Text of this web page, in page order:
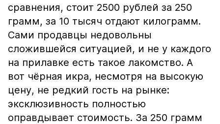
сравнения, стоит 2500 рублей за 250
грамм, за 10 тысяч отдают килограмм.
Сами продавцы недовольны
сложившейся ситуацией, и не у каждого
на прилавке есть такое лакомство. А
вот чёрная икра, несмотря на высокую
цену, не редкий гость на рынке:
эксклюзивность полностью
оправдывает стоимость. За 250 грамм